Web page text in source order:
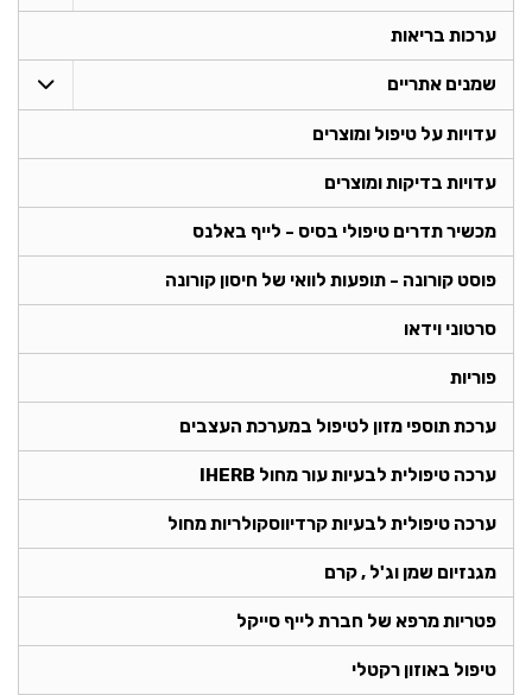
ערכות בריאות
שמנים אתריים
עדויות על טיפול ומוצרים
עדויות בדיקות ומוצרים
מכשיר תדרים טיפולי בסיס - לייף באלנס
פוסט קורונה - תופעות לוואי של חיסון קורונה
סרטוני וידאו
פוריות
ערכת תוספי מזון לטיפול במערכת העצבים
ערכה טיפולית לבעיות עור מחול IHERB
ערכה טיפולית לבעיות קרדיווסקולריות מחול
מגנזיום שמן וג'ל , קרם
פטריות מרפא של חברת לייף סייקל
טיפול באוזון רקטלי